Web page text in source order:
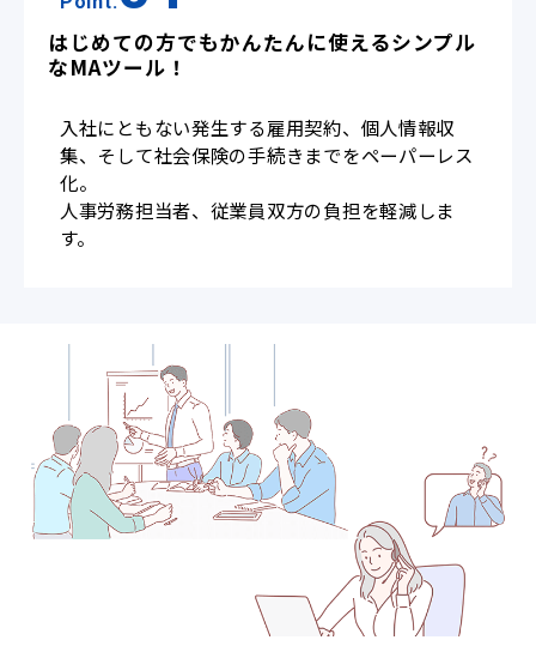
はじめての方でもかんたんに使えるシンプル
なMAツール！
入社にともない発生する雇用契約、個人情報収
集、そして社会保険の手続きまでをペーパーレス
化。
人事労務担当者、従業員双方の負担を軽減しま
す。